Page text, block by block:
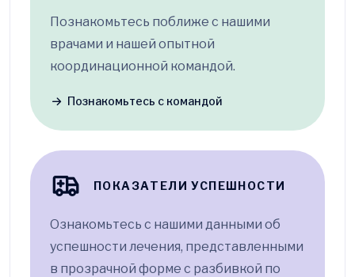
Познакомьтесь поближе с нашими
врачами и нашей опытной
координационной командой.
Познакомьтесь с командой
ПОКАЗАТЕЛИ УСПЕШНОСТИ
Ознакомьтесь с нашими данными об
успешности лечения, представленными
в прозрачной форме с разбивкой по